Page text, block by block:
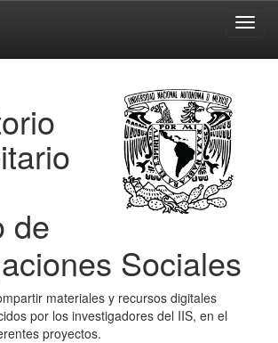
de
Sociales
materiales y recursos digitales
por los investigadores del IIS, en el
proyectos.